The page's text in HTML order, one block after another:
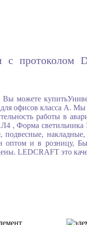
с
Вы можете
офисов класса А. Мы
работы в
, Форма
подвесные,
и в розницу,
LEDCRAFT это